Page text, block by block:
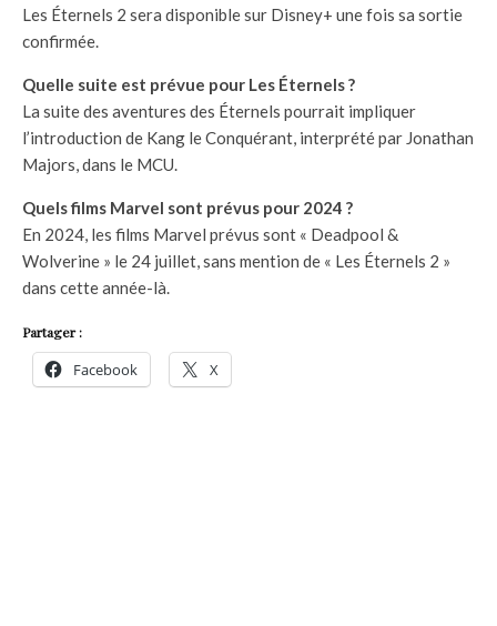
Les Éternels 2 sera disponible sur Disney+ une fois sa sortie
confirmée.
Quelle suite est prévue pour Les Éternels ?
La suite des aventures des Éternels pourrait impliquer
l’introduction de Kang le Conquérant, interprété par Jonathan
Majors, dans le MCU.
Quels films Marvel sont prévus pour 2024 ?
En 2024, les films Marvel prévus sont « Deadpool &
Wolverine » le 24 juillet, sans mention de « Les Éternels 2 »
dans cette année-là.
Partager :
Facebook X